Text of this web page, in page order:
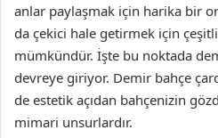
anlar paylaşmak için harika bir
da çekici hale getirmek için
mümkündür. İşte bu noktada
devreye giriyor. Demir bahçe
de estetik açıdan bahçenizin
mimari unsurlardır.